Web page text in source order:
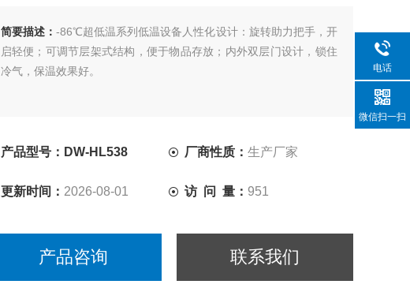
简要描述： -86℃超低温系列低温设备人性化设计：旋转助力把手，开
启轻便；可调节层架式结构，便于物品存放；内外双层门设计，锁住
冷气，保温效果好。
产品型号：DW-HL538 厂商性质：生产厂家
更新时间： 2026-08-01 访 问 量： 951
产品咨询 联系我们
电话
微信扫一扫